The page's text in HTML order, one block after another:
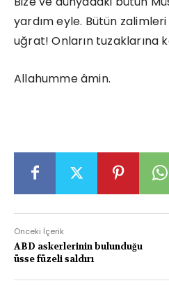
yardım eyle. Bütün
uğrat! Onların tuzaklarına
Allahumme âmin.
Önceki İçerik
ABD askerlerinin bulunduğu
üsse füzeli saldırı